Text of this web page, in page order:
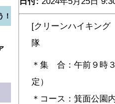
！
[クリーンハイキン
隊
＊集 合：午前９時
定）
＊コース：箕面公園